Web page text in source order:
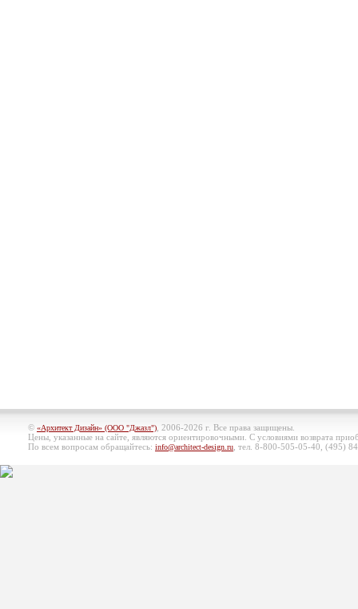
© «Архитект Дизайн» (ООО "Джазл") , 2006-2026 г. Все права защищены.
Цены, указанные на сайте, являются ориентировочными. С условиями возврата
По всем вопросам обращайтесь: info@architect-design.ru , тел. 8-800-505-05-40, (495)